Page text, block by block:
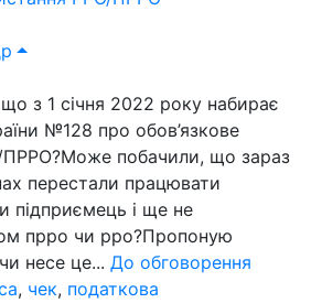
з 1 січня 2022 року набирає
№128 про обов’язкове
ПРРО?Може побачили, що зараз
перестали працювати
підприємець і ще не
прро чи рро?Пропоную
несе це... До обговорення
, чек, податкова